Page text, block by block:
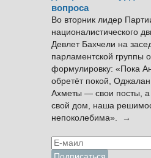
вопроса
Во вторник лидер
националистического
Девлет Бахчели на
парламентской группы
формулировку: «Пока
обретёт покой,
Ахметы — свои посты,
свой дом, наша
непоколебима». →